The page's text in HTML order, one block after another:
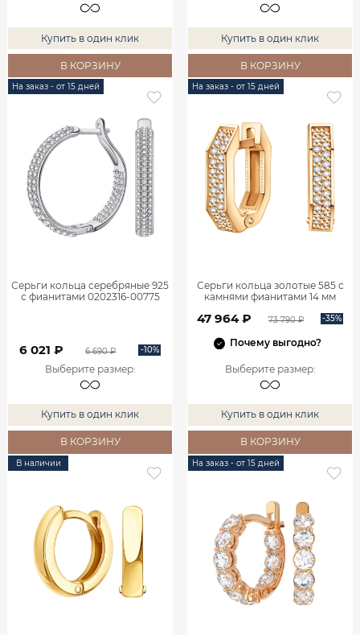
Купить в один клик
В КОРЗИНУ
Купить в один клик
В КОРЗИНУ
На заказ - от 15 дней
Серьги кольца серебряные 925
с фианитами 0202316-00775
6 021 ₽ 6 690 ₽ -10%
Выберите размер:
Купить в один клик
В КОРЗИНУ
На заказ - от 15 дней
Серьги кольца золотые 585 с
камнями фианитами 14 мм
47 964 ₽ 73 790 ₽ -35%
Почему выгодно?
Выберите размер:
Купить в один клик
В КОРЗИНУ
В наличии На заказ - от 15 дней